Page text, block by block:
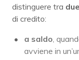
distinguere tra
di credito:
a saldo ,
avviene in